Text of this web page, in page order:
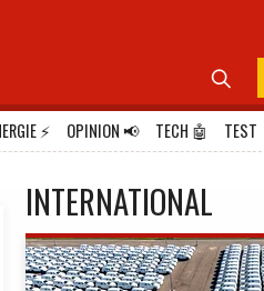

⚡ OPINION📢 TECH 🤖 TEST
INTERNATIONAL